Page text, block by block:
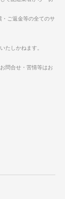
ご返金等の全てのサ
たしかねます。
問合せ・苦情等はお